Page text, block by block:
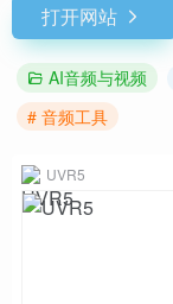
打开网站
AI音频与视频
# 音频工具
UVR5